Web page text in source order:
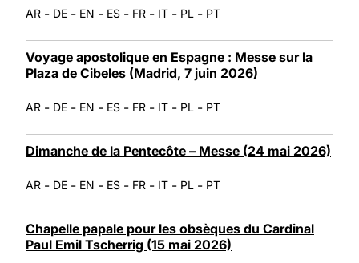
AR - DE - EN - ES - FR - IT - PL - PT
Voyage apostolique en Espagne : Messe sur la
Plaza de Cibeles (Madrid, 7 juin 2026)
AR - DE - EN - ES - FR - IT - PL - PT
Dimanche de la Pentecôte – Messe (24 mai 2026)
AR - DE - EN - ES - FR - IT - PL - PT
Chapelle papale pour les obsèques du Cardinal
Paul Emil Tscherrig (15 mai 2026)